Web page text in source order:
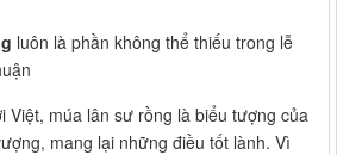
luôn là phần không thể thiếu trong lễ
Việt, múa lân sư rồng là biểu tượng của
mang lại những điều tốt lành. Vì